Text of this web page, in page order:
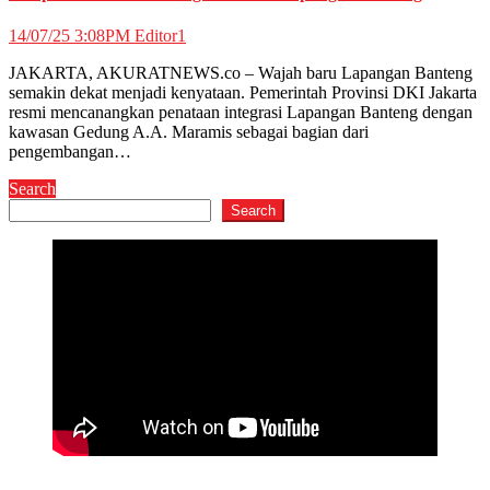
14/07/25 3:08PM Editor1
JAKARTA, AKURATNEWS.co – Wajah baru Lapangan Banteng
semakin dekat menjadi kenyataan. Pemerintah Provinsi DKI Jakarta
resmi mencanangkan penataan integrasi Lapangan Banteng dengan
kawasan Gedung A.A. Maramis sebagai bagian dari
pengembangan…
Search
Search